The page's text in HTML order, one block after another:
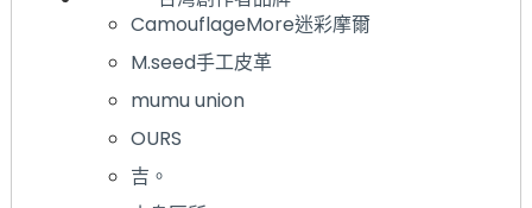
CamouflageMore迷彩摩爾
M.seed手工皮革
mumu union
OURS
吉。